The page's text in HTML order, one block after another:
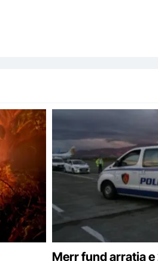
Merr fund arratia